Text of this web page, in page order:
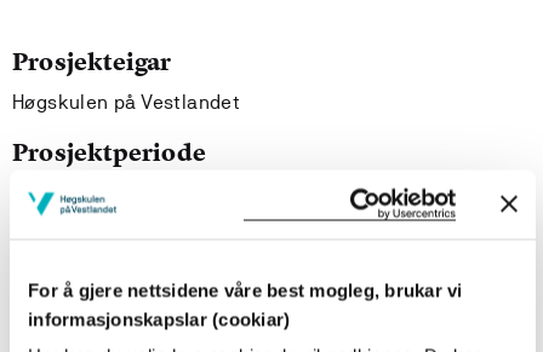
For å gjere nettsidene våre best mogleg, brukar vi
informasjonskapslar (cookiar)
Prosjekteigar
Høgskulen på Vestlandet
Prosjektperiode
Januar 2011 - Januar 2014
Helsedirektoratet